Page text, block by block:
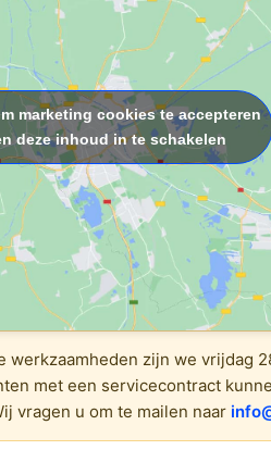
marketing cookies te accepteren
deze inhoud in te schakelen
werkzaamheden zijn we vrijdag
met een servicecontract
vragen u om te mailen naar